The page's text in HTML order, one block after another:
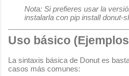
Nota: Si prefieres usar la
instalarla con pip install donut-
Uso básico
La sintaxis básica de Donut es
casos más comunes: